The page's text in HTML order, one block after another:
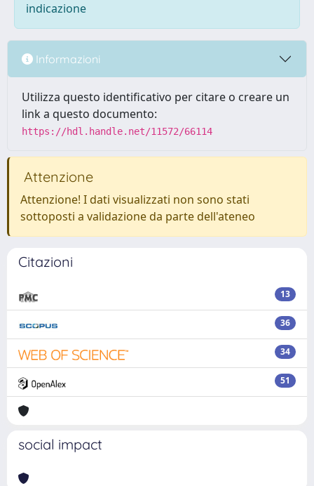
indicazione
Informazioni
Utilizza questo identificativo per citare o creare un
link a questo documento:
https://hdl.handle.net/11572/66114
Attenzione
Attenzione! I dati visualizzati non sono stati
sottoposti a validazione da parte dell'ateneo
Citazioni
13
36
34
51
social impact